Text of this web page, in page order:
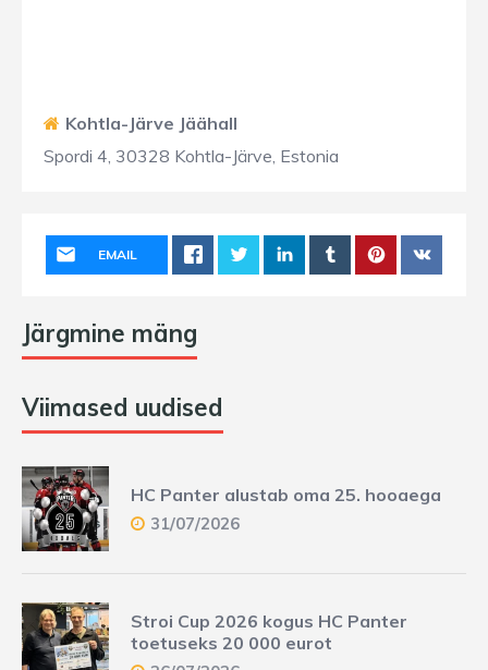
Kohtla-Järve Jäähall
Spordi 4, 30328 Kohtla-Järve, Estonia
EMAIL
Järgmine mäng
Viimased uudised
HC Panter alustab oma 25. hooaega
31/07/2026
Stroi Cup 2026 kogus HC Panter
toetuseks 20 000 eurot